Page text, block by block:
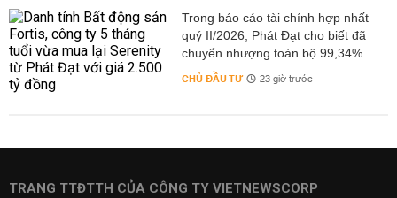
Trong báo cáo tài chính hợp nhất
quý II/2026, Phát Đạt cho biết đã
chuyển nhượng toàn bộ 99,34%...
CHỦ ĐẦU TƯ 23 giờ trước
TRANG TTĐTTH CỦA CÔNG TY VIETNEWSCORP